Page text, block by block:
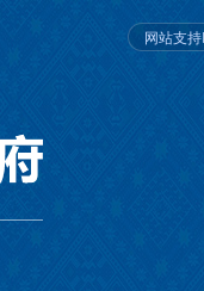
网站支